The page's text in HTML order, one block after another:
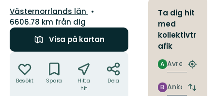
Län:
Västernorrlands län
6606.78 km från dig
Visa på kartan
Besökt Spara
Hitta
hit
Dela
Ta dig hit
med
kollektivtr
afik
Avresa
A
Hitta
Ankomst
B
Byt